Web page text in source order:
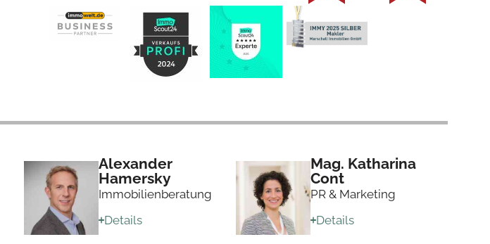
Alexander
Hamersky
Immobilienberatung
Details
Mag. Katharina
Cont
PR & Marketing
Details